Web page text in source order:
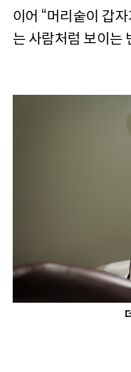
이어 “머리숱이 갑
는 사람처럼 보이는